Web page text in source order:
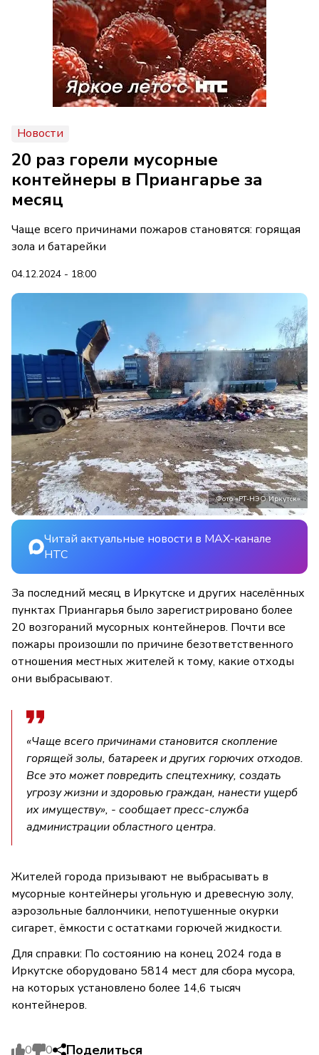
Новости
20 раз горели мусорные
контейнеры в Приангарье за
месяц
Чаще всего причинами пожаров становятся: горящая
зола и батарейки
04.12.2024 - 18:00
Фото «РТ-НЭО Иркутск»
Читай актуальные новости в MAX-канале
НТС
За последний месяц в Иркутске и других населённых
пунктах Приангарья было зарегистрировано более
20 возгораний мусорных контейнеров. Почти все
пожары произошли по причине безответственного
отношения местных жителей к тому, какие отходы
они выбрасывают.
«Чаще всего причинами становится скопление
горящей золы, батареек и других горючих отходов.
Все это может повредить спецтехнику, создать
угрозу жизни и здоровью граждан, нанести ущерб
их имуществу», - сообщает пресс-служба
администрации областного центра.
Жителей города призывают не выбрасывать в
мусорные контейнеры угольную и древесную золу,
аэрозольные баллончики, непотушенные окурки
сигарет, ёмкости с остатками горючей жидкости.
Для справки: По состоянию на конец 2024 года в
Иркутске оборудовано 5814 мест для сбора мусора,
на которых установлено более 14,6 тысяч
контейнеров.
0 0 Поделиться